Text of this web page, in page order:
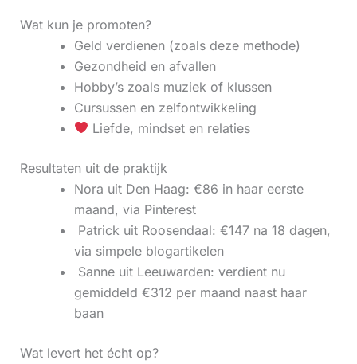
Wat kun je promoten?
Geld verdienen (zoals deze methode)
Gezondheid en afvallen
Hobby’s zoals muziek of klussen
Cursussen en zelfontwikkeling
Liefde, mindset en relaties
Resultaten uit de praktijk
Nora uit Den Haag: €86 in haar eerste
maand, via Pinterest
‍ Patrick uit Roosendaal: €147 na 18 dagen,
via simpele blogartikelen
‍ Sanne uit Leeuwarden: verdient nu
gemiddeld €312 per maand naast haar
baan
Wat levert het écht op?